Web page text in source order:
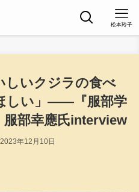
松本玲子
しいクジラの食べ
しい」――『服部学
服部幸應氏interview
2023年12月10日